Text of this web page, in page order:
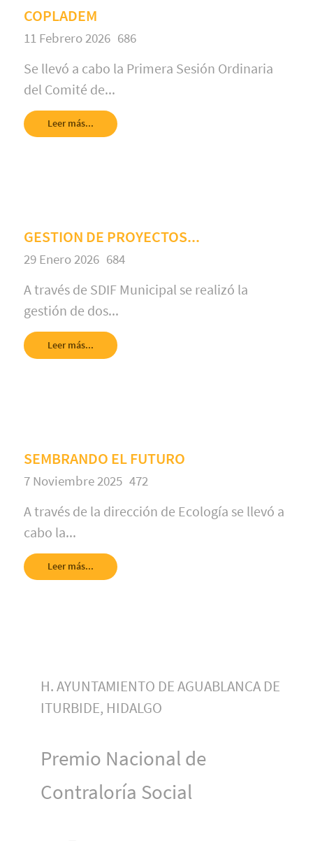
COPLADEM
11 Febrero 2026 686
Se llevó a cabo la Primera Sesión Ordinaria
del Comité de...
Leer más...
GESTION DE PROYECTOS...
29 Enero 2026 684
A través de SDIF Municipal se realizó la
gestión de dos...
Leer más...
SEMBRANDO EL FUTURO
7 Noviembre 2025 472
A través de la dirección de Ecología se llevó a
cabo la...
Leer más...
H. AYUNTAMIENTO DE AGUABLANCA DE
ITURBIDE, HIDALGO
Premio Nacional de
Contraloría Social